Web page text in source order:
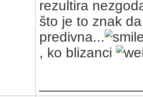
rezultira
što je to znak
predivna...
, ko blizanci